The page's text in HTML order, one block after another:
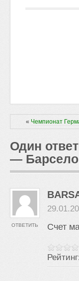
« Чемпионат
Один
—
Счет
ОТВЕТИТЬ